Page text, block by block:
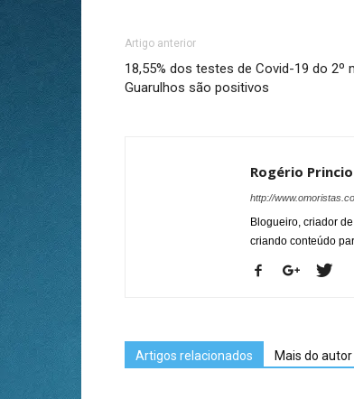
Artigo anterior
18,55% dos testes de Covid-19 do 2º
Guarulhos são positivos
Rogério
http://
Blogueiro, criador
criando conteúdo
Artigos relacionados Mais do autor